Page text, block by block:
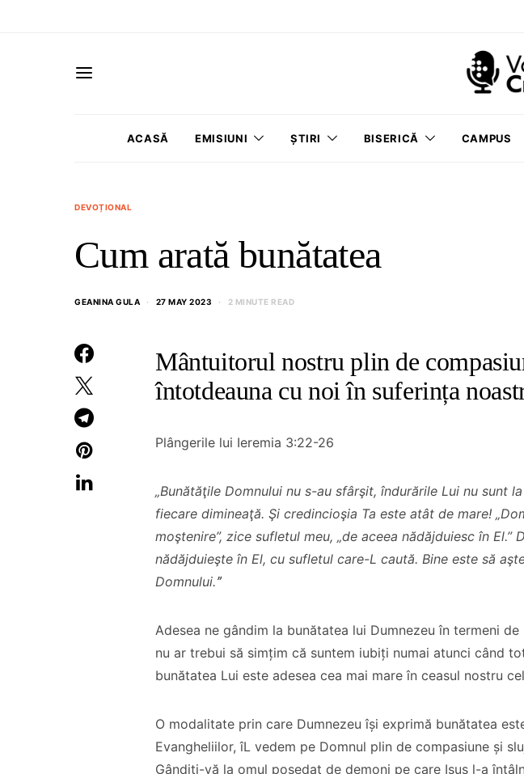
ACASĂ EMISIUNI ȘTIRI BISERICĂ CAMPUS
DEVOȚIONAL
Cum arată bunătatea
GEANINA GULA 27 MAY 2023 2 MINUTE READ
Mântuitorul nostru plin de
întotdeauna cu noi în suferința
Plângerile lui Ieremia 3:22-26
„Bunătăţile Domnului nu s-au sfârşit, îndurările Lui nu sunt
fiecare dimineaţă. Şi credincioşia Ta este atât de mare!
moştenire”, zice sufletul meu, „de aceea nădăjduiesc în El.”
nădăjduieşte în El, cu sufletul care-L caută. Bine este să
Domnului.ˮ
Adesea ne gândim la bunătatea lui Dumnezeu în termeni
nu ar trebui să simțim că suntem iubiți numai atunci când
bunătatea Lui este adesea cea mai mare în ceasul nostru
O modalitate prin care Dumnezeu își exprimă bunătatea
Evangheliilor, îL vedem pe Domnul plin de compasiune și
Gândiți-vă la omul posedat de demoni pe care Isus l-a